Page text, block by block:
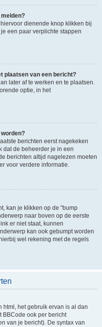
dienende knop klikken bij
een paar verplichte stappen
plaatsen van een bericht?
later af te werken en te plaatsen.
optie, in het
berichten eerst nagekeken
dat de beheerder je in een
berichten altijd nagelezen moeten
voor verdere informatie.
kan je klikken op de "bump
naar boven op de eerste
er niet staat, kunnen
kan ook gebumpt worden
wel rekening met de regels
html, het gebruik ervan is al dan
BBCode ook per bericht
van je bericht). De syntax van